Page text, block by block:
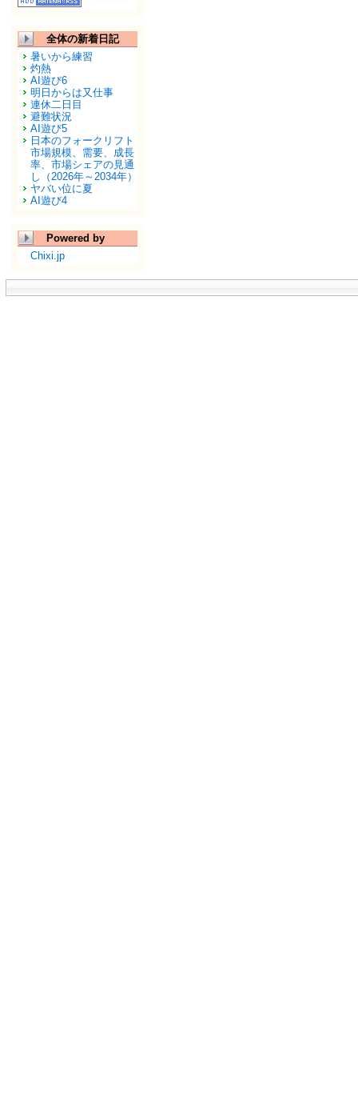
全体の新着日記
暑いから練習
灼熱
AI遊び6
明日からは又仕事
連休二日目
避難状況
AI遊び5
日本のフォークリフト
市場規模、需要、成長
率、市場シェアの見通
し（2026年～2034年）
ヤバい位に夏
AI遊び4
Powered by
Chixi.jp